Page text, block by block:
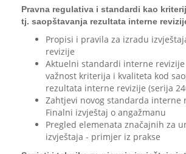
Pravna regulativa i standardi kao
tj. saopštavanja rezultata interne
Propisi i pravila za izradu
revizije
Aktuelni standardi interne
važnost kriterija i kvaliteta kod
rezultata interne revizije (serija
Zahtjevi novog standarda interne
Finalni izvještaj o angažmanu
Pregled elemenata značajnih za
izvještaja - primjer iz prakse